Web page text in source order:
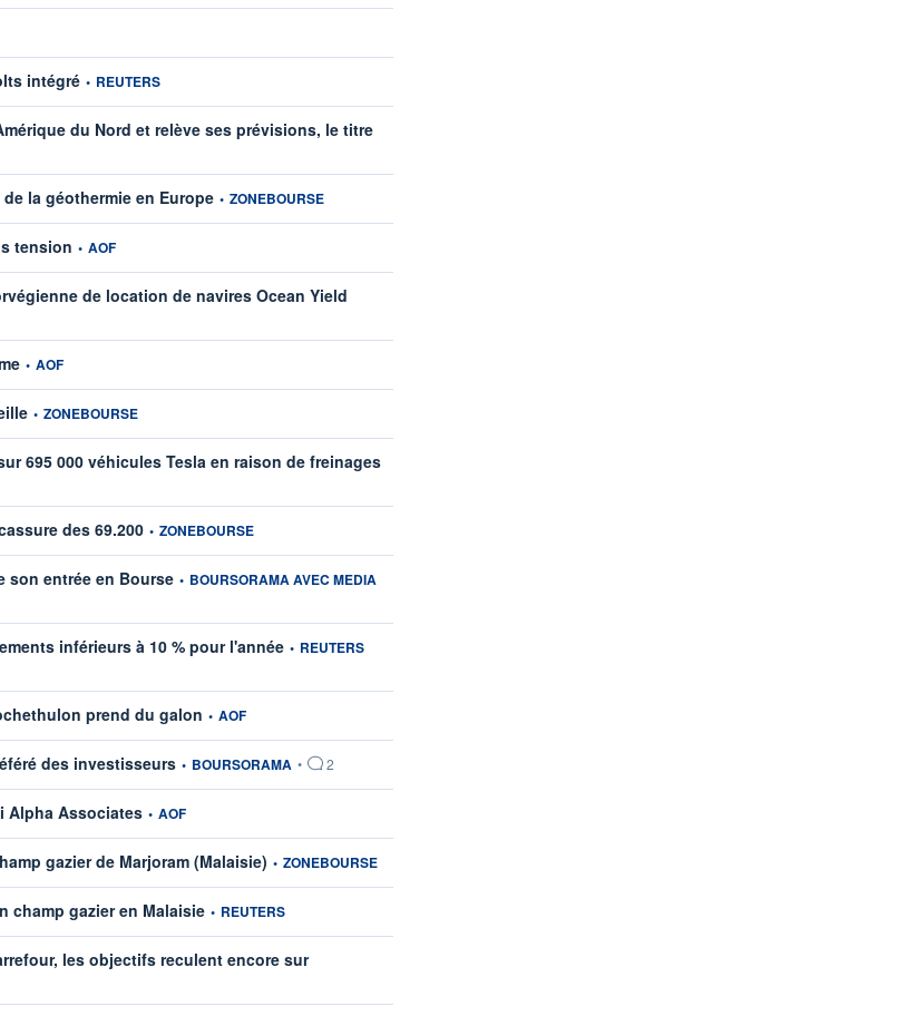
intégré information fournie par
• REUTERS
du Nord et relève ses prévisions, le titre
la géothermie en Europe information fournie par
• ZONEBOURSE
tension information fournie par
• AOF
de location de navires Ocean Yield
information fournie par
• AOF
information fournie par
• ZONEBOURSE
695 000 véhicules Tesla en raison de freinages
des 69.200information fournie par
• ZONEBOURSE
son entrée en Bourse information fournie par
• BOURSORAMA AVEC MEDIA
inférieurs à 10 % pour l'année information fournie par
• REUTERS
prend du galon information fournie par
• AOF
des investisseurs information fournie par
• BOURSORAMA • 2
Alpha Associates information fournie par
• AOF
gazier de Marjoram (Malaisie) information fournie par
• ZONEBOURSE
champ gazier en Malaisie information fournie par
• REUTERS
les objectifs reculent encore sur